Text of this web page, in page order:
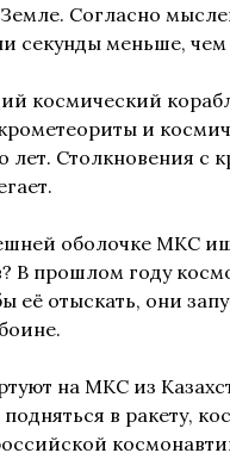
Согласно
секунды меньше,
космический
и
лет. Столкновения с
оболочке МКС
В прошлом году
её отыскать, они
на МКС из
в ракету,